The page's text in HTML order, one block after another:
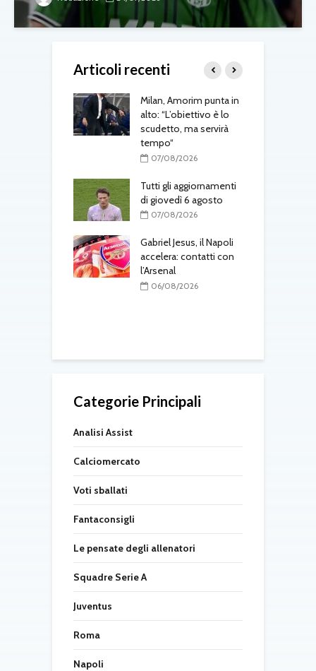
Articoli recenti
Milan, Amorim punta in
alto: “L’obiettivo è lo
scudetto, ma servirà
tempo“
07/08/2026
Tutti gli aggiornamenti
di giovedì 6 agosto
07/08/2026
Gabriel Jesus, il Napoli
accelera: contatti con
l’Arsenal
06/08/2026
Categorie Principali
Analisi Assist
Calciomercato
Voti sballati
Fantaconsigli
Le pensate degli allenatori
Squadre Serie A
Juventus
Roma
Napoli